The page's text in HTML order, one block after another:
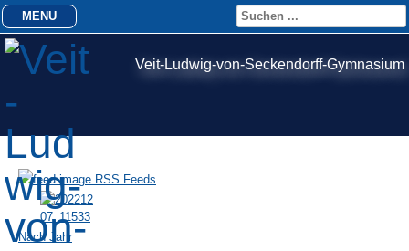
Veit-Ludwig-von-Seckendorff-Gymnasium
MENU
RSS Feeds
Nach Jahr